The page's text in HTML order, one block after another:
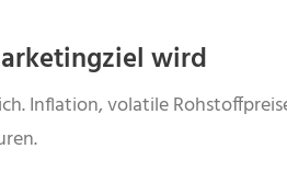
wird
Inflation, volatile